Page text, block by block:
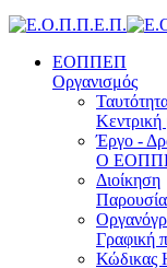
ΕΟΠΠΕΠ
Οργανισμός
Κεντρική
Έργο -
Ο ΕΟΠΠΕΠ
Διοίκηση
Γραφική
Κώδικας